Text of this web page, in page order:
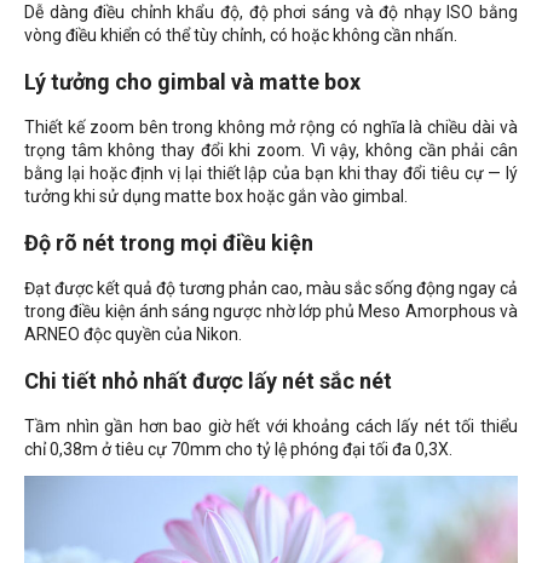
Dễ dàng điều chỉnh khẩu độ, độ phơi sáng và độ nhạy ISO bằng
vòng điều khiển có thể tùy chỉnh, có hoặc không cần nhấn.
Lý tưởng cho gimbal và matte box
Thiết kế zoom bên trong không mở rộng có nghĩa là chiều dài và
trọng tâm không thay đổi khi zoom. Vì vậy, không cần phải cân
bằng lại hoặc định vị lại thiết lập của bạn khi thay đổi tiêu cự — lý
tưởng khi sử dụng matte box hoặc gắn vào gimbal.
Độ rõ nét trong mọi điều kiện
Đạt được kết quả độ tương phản cao, màu sắc sống động ngay cả
trong điều kiện ánh sáng ngược nhờ lớp phủ Meso Amorphous và
ARNEO độc quyền của Nikon.
Chi tiết nhỏ nhất được lấy nét sắc nét
Tầm nhìn gần hơn bao giờ hết với khoảng cách lấy nét tối thiểu
chỉ 0,38m ở tiêu cự 70mm cho tỷ lệ phóng đại tối đa 0,3X.